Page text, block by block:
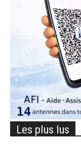
Les plus lus